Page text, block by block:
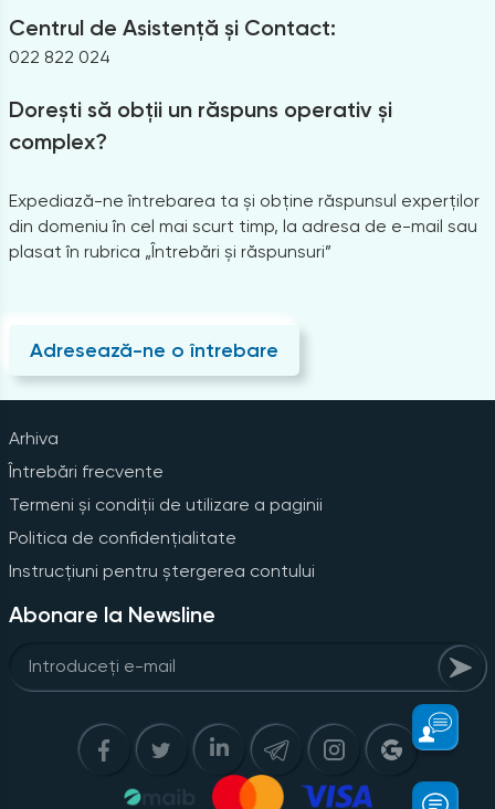
Centrul de Asistență și Contact:
022 822 024
Dorești să obții un răspuns operativ și
complex?
Expediază-ne întrebarea ta și obține răspunsul experților
din domeniu în cel mai scurt timp, la adresa de e-mail sau
plasat în rubrica „Întrebări și răspunsuri”
Adresează-ne o întrebare
Arhiva
Întrebări frecvente
Termeni și condiții de utilizare a paginii
Politica de confidențialitate
Instrucțiuni pentru ștergerea contului
Abonare la Newsline